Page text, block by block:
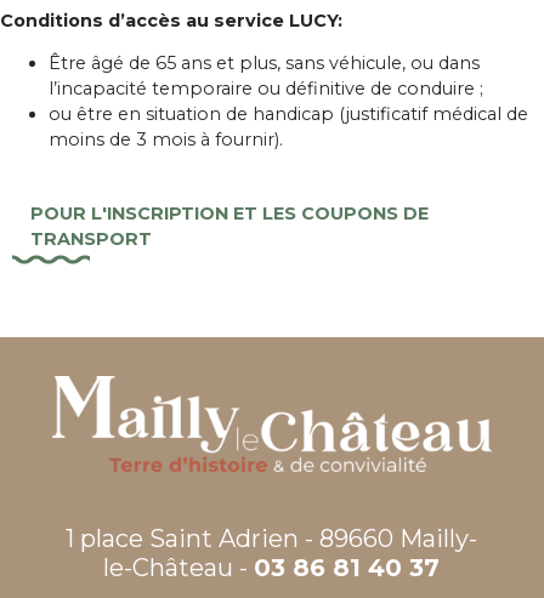
Conditions d’accès au service LUCY:
Être âgé de 65 ans et plus, sans véhicule, ou dans
l’incapacité temporaire ou définitive de conduire ;
ou être en situation de handicap (justificatif médical de
moins de 3 mois à fournir).
POUR L'INSCRIPTION ET LES COUPONS DE
TRANSPORT
1 place Saint Adrien - 89660 Mailly-
le-Château - 03 86 81 40 37